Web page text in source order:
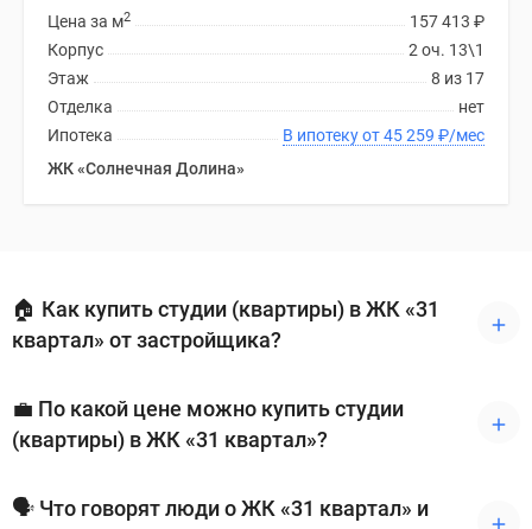
157 413 ₽
Цена за м2
2 оч. 13\1
Корпус
8 из 17
Этаж
нет
Отделка
В ипотеку от 45 259 ₽/мес
Ипотека
ЖК «Солнечная Долина»
🏠 Как купить студии (квартиры) в ЖК «31
квартал» от застройщика?
💼 По какой цене можно купить студии
(квартиры) в ЖК «31 квартал»?
🗣 Что говорят люди о ЖК «31 квартал» и